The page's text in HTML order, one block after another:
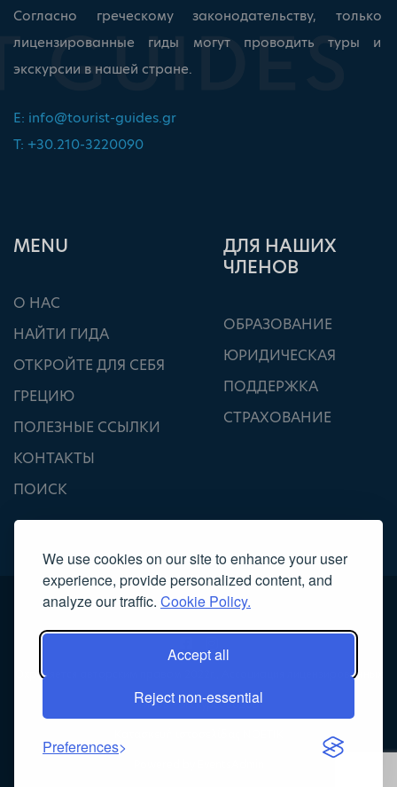
We use cookies on our site to enhance your user
experience, provide personalized content, and
analyze our traffic. Cookie Policy.
Accept all
Reject non-essential
Preferences
Согласно греческому законодательству, только
лицензированные гиды могут проводить туры и
экскурсии в нашей стране.
E: info@tourist-guides.gr
T: +30.210-3220090
ΜΕΝU
О НАС
НАЙТИ ГИДА
ОТКРОЙТЕ ДЛЯ СЕБЯ
ГРЕЦИЮ
ПОЛЕЗНЫЕ ССЫЛКИ
КОНТАКТЫ
ПОИСК
ДЛЯ НАШИХ
ЧЛЕНОВ
ОБРАЗОВАНИЕ
ЮРИДИЧЕСКАЯ
ПОДДЕРЖКА
СТРАХОВАНИЕ
Охраняется авторским правом 2022г., Ассоциация лицензированных
гидов – экскурсоводов